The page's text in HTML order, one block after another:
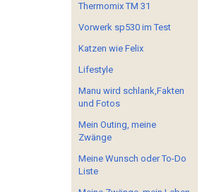
Thermomix TM 31
Vorwerk sp530 im Test
Katzen wie Felix
Lifestyle
Manu wird schlank,Fakten
und Fotos
Mein Outing, meine
Zwänge
Meine Wunsch oder To-Do
Liste